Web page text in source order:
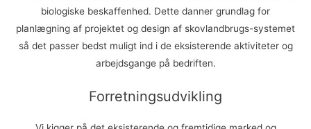
biologiske beskaffenhed. Dette danner grundlag for
planlægning af projektet og design af skovlandbrugs-systemet
så det passer bedst muligt ind i de eksisterende aktiviteter og
arbejdsgange på bedriften.
Forretningsudvikling